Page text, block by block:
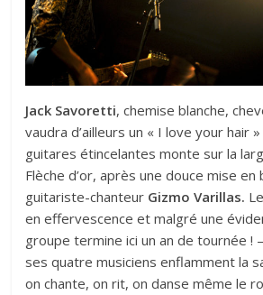
Jack Savoretti, chemise blanche,
vaudra d’ailleurs un « I love your hair
guitares étincelantes monte sur la
Flèche d’or, après une douce mise en
guitariste-chanteur Gizmo Varillas.
en effervescence et malgré une
groupe termine ici un an de tournée !
ses quatre musiciens enflamment la
on chante, on rit, on danse même le